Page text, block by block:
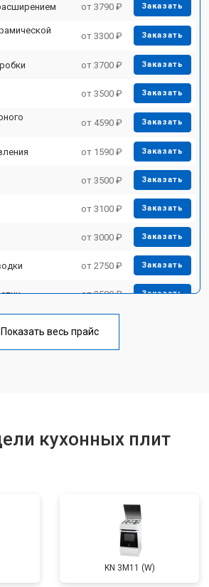
от 3790 ₽ Заказать
от 3300 ₽ Заказать
от 3700 ₽ Заказать
от 3500 ₽ Заказать
от 4590 ₽ Заказать
от 1590 ₽ Заказать
от 3500 ₽ Заказать
от 3100 ₽ Заказать
от 3000 ₽ Заказать
от 2750 ₽ Заказать
от 2590 ₽ Заказать
Показать весь прайс
кухонных плит
KN 3M11 (W)